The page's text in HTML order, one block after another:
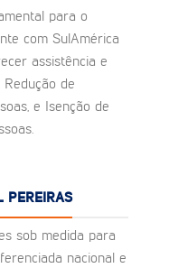
para o
com SulAmérica
assistência e
de
e Isenção de
PEREIRAS
sob medida para
nacional e